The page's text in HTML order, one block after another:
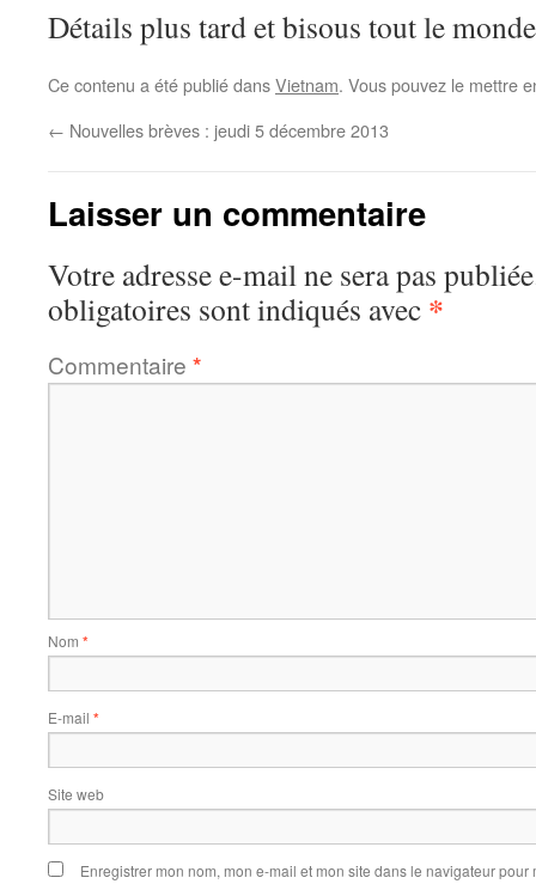
Détails plus tard et bisous tout le monde
Ce contenu a été publié dansVietnam. Vous pouvez le mettre
← Nouvelles brèves : jeudi 5 décembre 2013
Laisser un commentaire
Votre adresse e-mail ne sera pas
obligatoires sont indiqués avec *
Commentaire *
Nom *
E-mail *
Site web
Enregistrer mon nom, mon e-mail et mon site dans le navigateur